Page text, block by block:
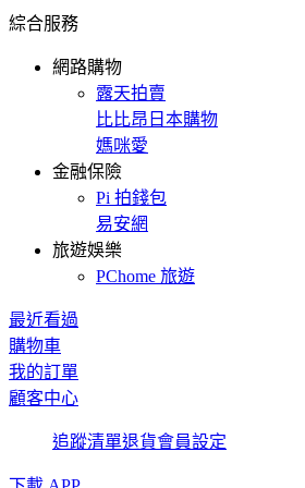
綜合服務
網路購物
露天拍賣
比比昂日本購物
媽咪愛
金融保險
Pi 拍錢包
易安網
旅遊娛樂
PChome 旅遊
最近看過
購物車
我的訂單
顧客中心
追蹤清單退貨會員設定